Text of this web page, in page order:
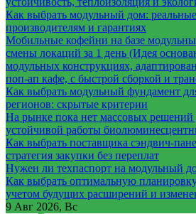
Как выбрать модульный дом:
производителям и гарантиях
Мобильные кофейни на базе
смены локаций за 1 день (Идея
модульных конструкциях,
поп-ап кафе, с быстрой сборкой и
Как выбрать модульный фундамент
регионов: скрытые критерии
На рынке пока нет массовых решений
устойчивой работы
Как выбрать поставщика сэндвич-
стратегия закупки без переплат
Нужен ли техпаспорт на модульный
Как выбрать оптимальную
учетом будущих расширений и
9 Авг 2026, Вс